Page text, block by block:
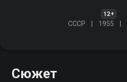
12+
СССР 1955
Сюжет